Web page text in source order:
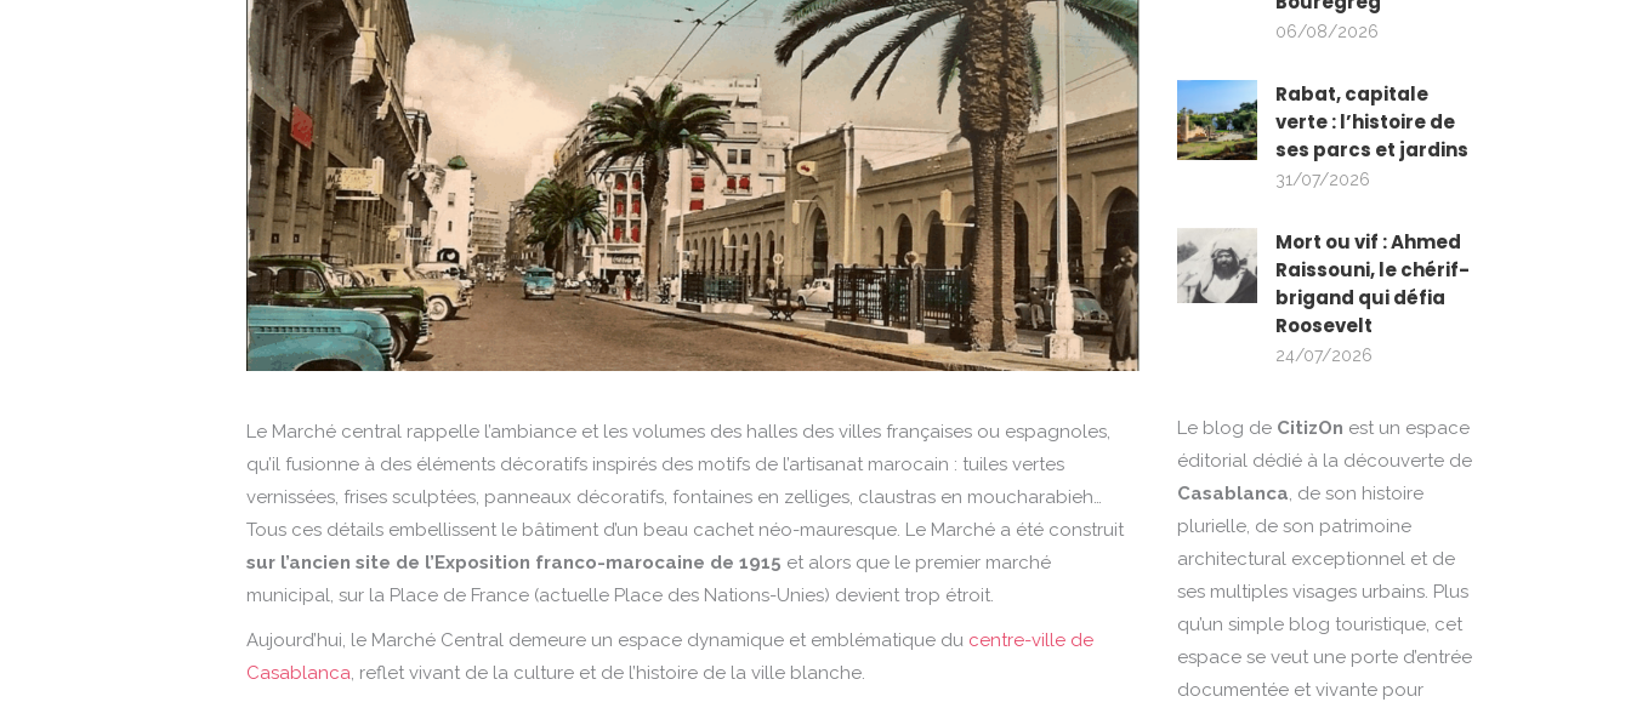
Le Marché central rappelle l’ambiance et les volumes des halles des villes françaises ou espagnoles,
qu’il fusionne à des éléments décoratifs inspirés des motifs de l’artisanat marocain : tuiles vertes
vernissées, frises sculptées, panneaux décoratifs, fontaines en zelliges, claustras en moucharabieh…
Tous ces détails embellissent le bâtiment d’un beau cachet néo-mauresque. Le Marché a été construit
sur l’ancien site de l’Exposition franco-marocaine de 1915 et alors que le premier marché
municipal, sur la Place de France (actuelle Place des Nations-Unies) devient trop étroit.
Aujourd’hui, le Marché Central demeure un espace dynamique et emblématique du centre-ville de
Casablanca, reflet vivant de la culture et de l’histoire de la ville blanche.
06/08/2026
Rabat, capitale
verte : l’histoire de
ses parcs et jardins
31/07/2026
Mort ou vif : Ahmed
Raissouni, le chérif-
brigand qui défia
Roosevelt
24/07/2026
Le blog de CitizOn est un espace
éditorial dédié à la découverte de
Casablanca, de son histoire
plurielle, de son patrimoine
architectural exceptionnel et de
ses multiples visages urbains. Plus
qu’un simple blog touristique, cet
espace se veut une porte d’entrée
documentée et vivante pour